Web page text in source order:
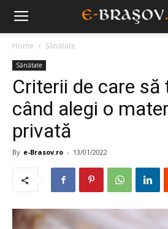
Home Sănătate
Sănătate
Criterii de care să
când alegi o
privată
By e-Brasov.ro - 13/01/2022